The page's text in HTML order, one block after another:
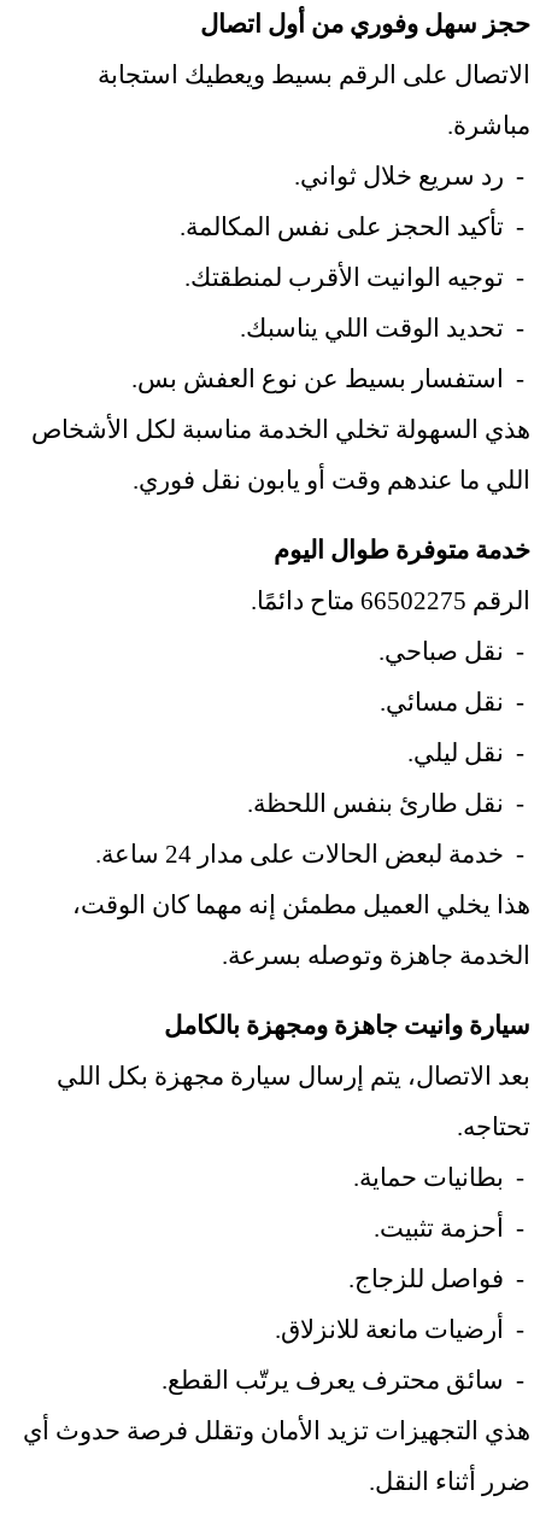
حجز سهل وفوري من أول اتصال
الاتصال على الرقم بسيط ويعطيك استجابة
مباشرة.
- رد سريع خلال ثواني.
- تأكيد الحجز على نفس المكالمة.
- توجيه الوانيت الأقرب لمنطقتك.
- تحديد الوقت اللي يناسبك.
-
استفسار بسيط عن نوع العفش بس.
هذي السهولة تخلي الخدمة مناسبة لكل الأشخاص
اللي ما عندهم وقت أو يابون نقل فوري.
خدمة متوفرة طوال اليوم
الرقم 66502275 متاح دائمًا
.
- نقل صباحي.
- نقل مسائي.
- نقل ليلي.
- نقل طارئ بنفس اللحظة.
- خدمة لبعض الحالات على مدار 24 ساعة
.
هذا يخلي العميل مطمئن إنه مهما كان الوقت،
الخدمة جاهزة وتوصله بسرعة.
سيارة وانيت جاهزة ومجهزة بالكامل
بعد الاتصال، يتم إرسال سيارة مجهزة بكل اللي
تحتاجه.
- بطانيات حماية.
-
أحزمة تثبيت.
- فواصل للزجاج.
-
أرضيات مانعة للانزلاق.
- سائق محترف يعرف يرتّب القطع.
هذي التجهيزات تزيد الأمان وتقلل فرصة حدوث أي
ضرر أثناء النقل.